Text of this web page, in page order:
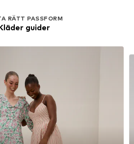
RÄTT PASSFORM
guider